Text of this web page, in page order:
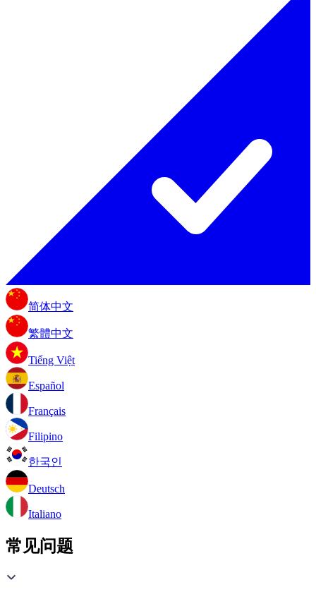
简体中文
繁體中文
Tiếng Việt
Español
Français
Filipino
한국인
Deutsch
Italiano
常见问题